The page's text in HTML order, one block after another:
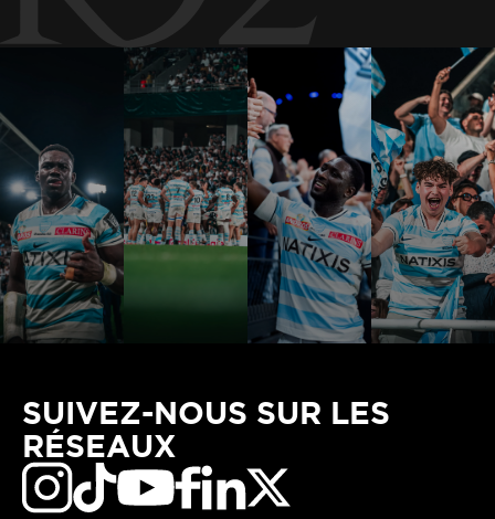
SUIVEZ-NOUS SUR LES
RÉSEAUX